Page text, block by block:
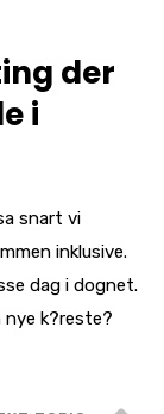
der
i
snart vi
inklusive.
dag i dognet.
k?reste?